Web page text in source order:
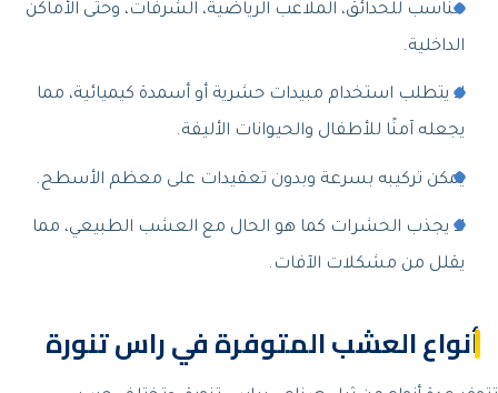
مناسب للحدائق، الملاعب الرياضية، الشرفات، وحتى الأماكن
الداخلية.
لا يتطلب استخدام مبيدات حشرية أو أسمدة كيميائية، مما
يجعله آمنًا للأطفال والحيوانات الأليفة.
يمكن تركيبه بسرعة وبدون تعقيدات على معظم الأسطح.
لا يجذب الحشرات كما هو الحال مع العشب الطبيعي، مما
يقلل من مشكلات الآفات.
أنواع العشب المتوفرة في راس تنورة